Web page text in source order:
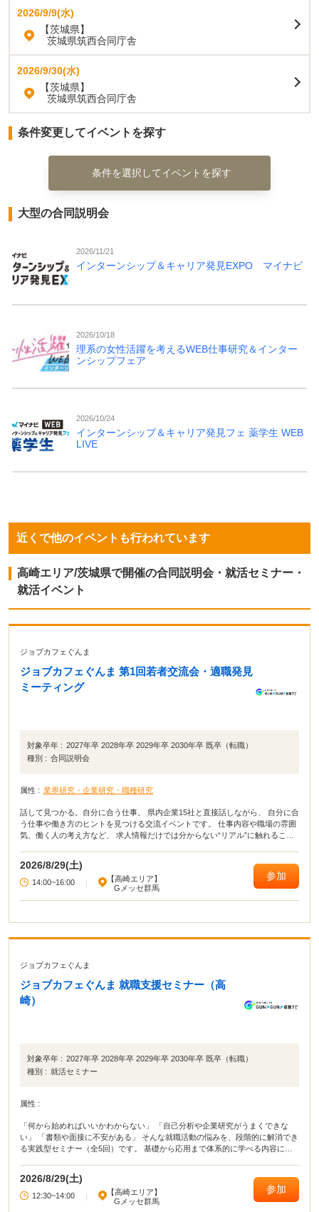
2026/9/9(水)
【茨城県】
茨城県筑西合同庁舎
2026/9/30(水)
【茨城県】
茨城県筑西合同庁舎
条件変更してイベントを探す
条件を選択してイベントを探す
大型の合同説明会
2026/11/21
インターンシップ＆キャリア発見EXPO マイナビ
2026/10/18
理系の女性活躍を考えるWEB仕事研究＆インター
ンシップフェア
2026/10/24
インターンシップ＆キャリア発見フェ 薬学生 WEB
LIVE
近くで他のイベントも行われています
高崎エリア/茨城県で開催の合同説明会・就活セミナー・
就活イベント
ジョブカフェぐんま
ジョブカフェぐんま 第1回若者交流会・適職発見
ミーティング
対象卒年 : 2027年卒 2028年卒 2029年卒 2030年卒 既卒（転職）
種別 : 合同説明会
属性 : 業界研究・企業研究・職種研究
話して見つかる。自分に合う仕事。 県内企業15社と直接話しながら、 自分に合
う仕事や働き方のヒントを見つける交流イベントです。 仕事内容や職場の雰囲
気、働く人の考え方など、 求人情報だけでは分からない“リアル”に触れること
いろな仕事を見てみたい」 そんな方におすすめです。
2026/8/29(土)
14:00~16:00 |
【高崎エリア】
Gメッセ群馬
参加
ジョブカフェぐんま
ジョブカフェぐんま 就職支援セミナー（高
崎）
対象卒年 : 2027年卒 2028年卒 2029年卒 2030年卒 既卒（転職）
種別 : 就活セミナー
属性 :
「何から始めればいいかわからない」 「自己分析や企業研究がうまくできな
い」 「書類や面接に不安がある」 そんな就職活動の悩みを、段階的に解消でき
る実践型セミナー（全5回）です。 基礎から応用まで体系的に学べる内容に加
の方も、転職を考えている方も、それぞれに合った進め方をサポートします。
2026/8/29(土)
12:30~14:00 |
【高崎エリア】
Gメッセ群馬
参加